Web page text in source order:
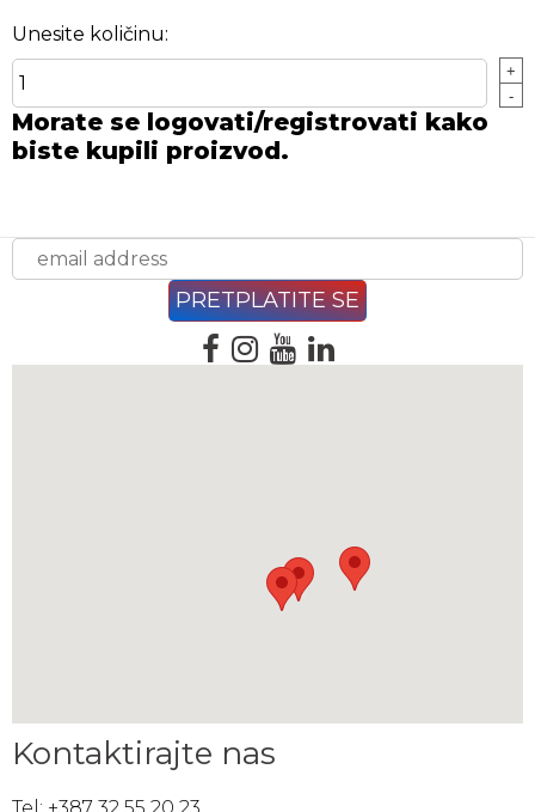
Unesite količinu:
+
-
Morate se logovati/registrovati kako
biste kupili proizvod.
Kontaktirajte nas